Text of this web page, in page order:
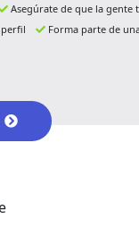
Asegúrate de que la gente
Forma parte de